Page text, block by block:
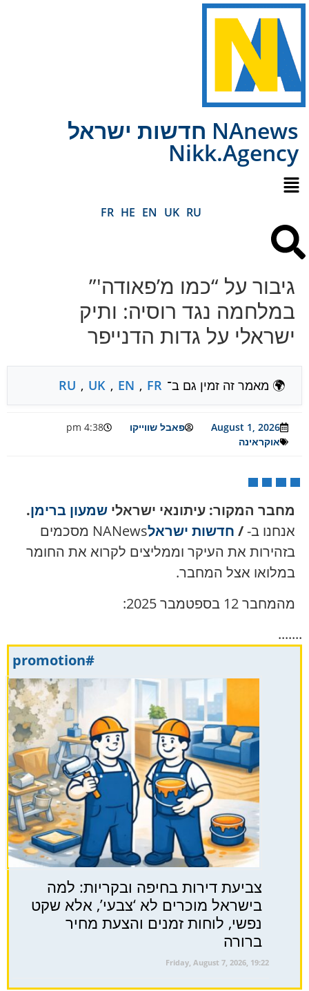
NAnews חדשות ישראל
Nikk.Agency
RU
UK
EN
HE
FR
גיבור על “כמו מ’פאודה'”
במלחמה נגד רוסיה: ותיק
ישראלי על גדות הדנייפר
🌍 מאמר זה זמין גם ב־ RU , UK , EN , FR
August 1, 2026 פאבל שווייקו
4:38 pm
אוקראינה
מחבר המקור: עיתונאי ישראלי שמעון ברימן.
אנחנו ב-NANews/ חדשות ישראל
מסכמים
בזהירות את העיקר וממליצים לקרוא את החומר
במלואו אצל המחבר.
מהמחבר 12 בספטמבר 2025:
.......
#promotion
צביעת דירות בחיפה ובקריות: למה
בישראל מוכרים לא ‘צבעי’, אלא שקט
נפשי, לוחות זמנים והצעת מחיר
ברורה
Friday, August 7, 2026, 19:22